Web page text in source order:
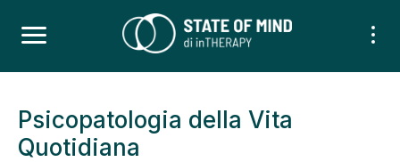
Psicopatologia della Vita
Quotidiana